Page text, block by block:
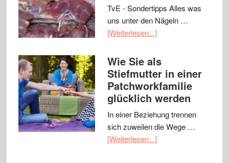
TvE - Sondertipps Alles was
uns unter den Nägeln …
[Weiterlesen...]
Wie Sie als
Stiefmutter in einer
Patchworkfamilie
glücklich werden
In einer Beziehung trennen
sich zuweilen die Wege …
[Weiterlesen...]